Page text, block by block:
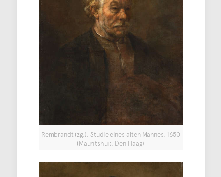
Rembrandt (zg.), Studie eines alten Mannes, 1650
(Mauritshuis, Den Haag)